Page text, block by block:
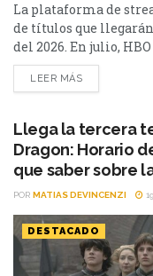
La plataforma de
de títulos que
del 2026. En julio,
grandes estrenos para
lanzamientos más
LEER MÁS
Llega la tercera
Dragon: Horario
que saber sobre
POR MATIAS DEVINCENZI
DESTACADO